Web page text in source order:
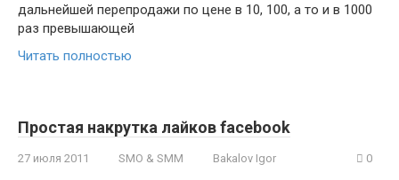
дальнейшей перепродажи по цене в 10, 100, а то и в 1000
раз превышающей
Читать полностью
Простая накрутка лайков facebook
27 июля 2011 SMO & SMM Bakalov Igor 0